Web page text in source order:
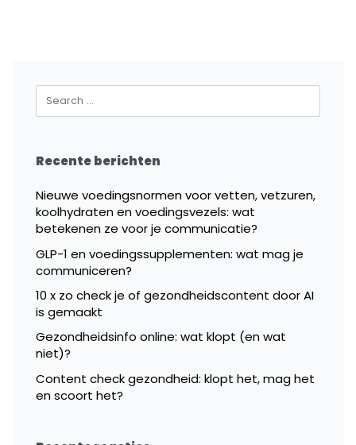
Recente berichten
Nieuwe voedingsnormen voor vetten, vetzuren,
koolhydraten en voedingsvezels: wat
betekenen ze voor je communicatie?
GLP-1 en voedingssupplementen: wat mag je
communiceren?
10 x zo check je of gezondheidscontent door AI
is gemaakt
Gezondheidsinfo online: wat klopt (en wat
niet)?
Content check gezondheid: klopt het, mag het
en scoort het?